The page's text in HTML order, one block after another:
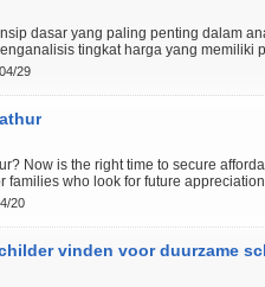
dasar yang paling penting dalam
tingkat harga yang memiliki
mengenai artian support
29
Now is the right time to secure
who look for future
This locality is known for its
20
vinden voor duurzame